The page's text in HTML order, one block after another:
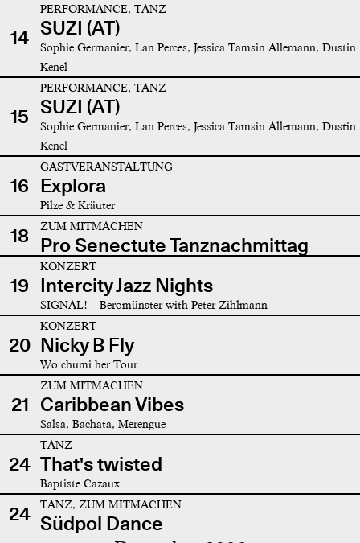
14
PERFORMANCE, TANZ
SUZI (AT)
Sophie Germanier, Lan Perces, Jessica Tamsin Allemann, Dustin
Kenel
15
PERFORMANCE, TANZ
SUZI (AT)
Sophie Germanier, Lan Perces, Jessica Tamsin Allemann, Dustin
Kenel
16
GASTVERANSTALTUNG
Explora
Pilze & Kräuter
18 ZUM MITMACHEN
Pro Senectute Tanznachmittag
19
KONZERT
Intercity Jazz Nights
SIGNAL! – Beromünster with Peter Zihlmann
20
KONZERT
Nicky B Fly
Wo chumi her Tour
21
ZUM MITMACHEN
Caribbean Vibes
Salsa, Bachata, Merengue
24
TANZ
That's twisted
Baptiste Cazaux
24 TANZ, ZUM MITMACHEN
Südpol Dance